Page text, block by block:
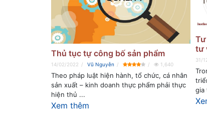
Thủ tục tự công bố sản phẩm
14/02/2022 Vũ Nguyễn 1,640
Theo pháp luật hiện hành, tổ chức, cá nhân
sản xuất – kinh doanh thực phẩm phải thực
hiện thủ ...
Xem thêm
tư
31/
gia